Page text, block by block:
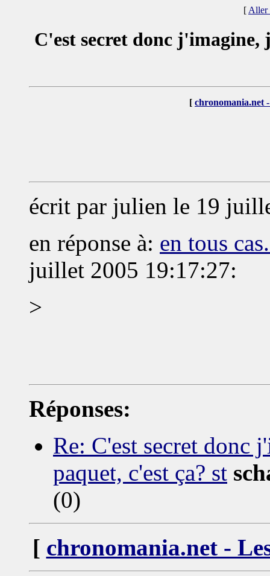
[ Aller
C'est secret donc j'imagine,
[ chronomania.net
écrit par julien le 19
en réponse à: en tous
juillet 2005 19:17:27:
>
Réponses:
Re: C'est secret donc
paquet, c'est ça? st
(0)
[ chronomania.net -